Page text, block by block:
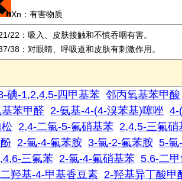
Xn：有害物质
22：吸入、皮肤接触和不慎吞咽有害。
38：对眼睛、呼吸道和皮肤有刺激作用。
碘-1,2,4,5-四甲基苯 邻丙氧基苯甲酸
苯甲醛 2-氨基-4-(4-溴苯基)噻唑 4-
2,4-二氯-5-氟硝基苯 2,4,5-三氟硝
2-氯-4-氟苯胺 3-氯-2-氟苯胺 5-氯
三氟苯 2-氯-4-氟硝基苯 5,6-二
羟基-4-甲基香豆素 2-羟基异丁酸甲